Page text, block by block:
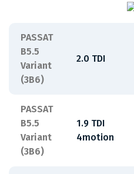
PASSAT
B5.5
Variant
(3B6)
2.0 TDI
PASSAT
B5.5
Variant
(3B6)
1.9 TDI
4motion